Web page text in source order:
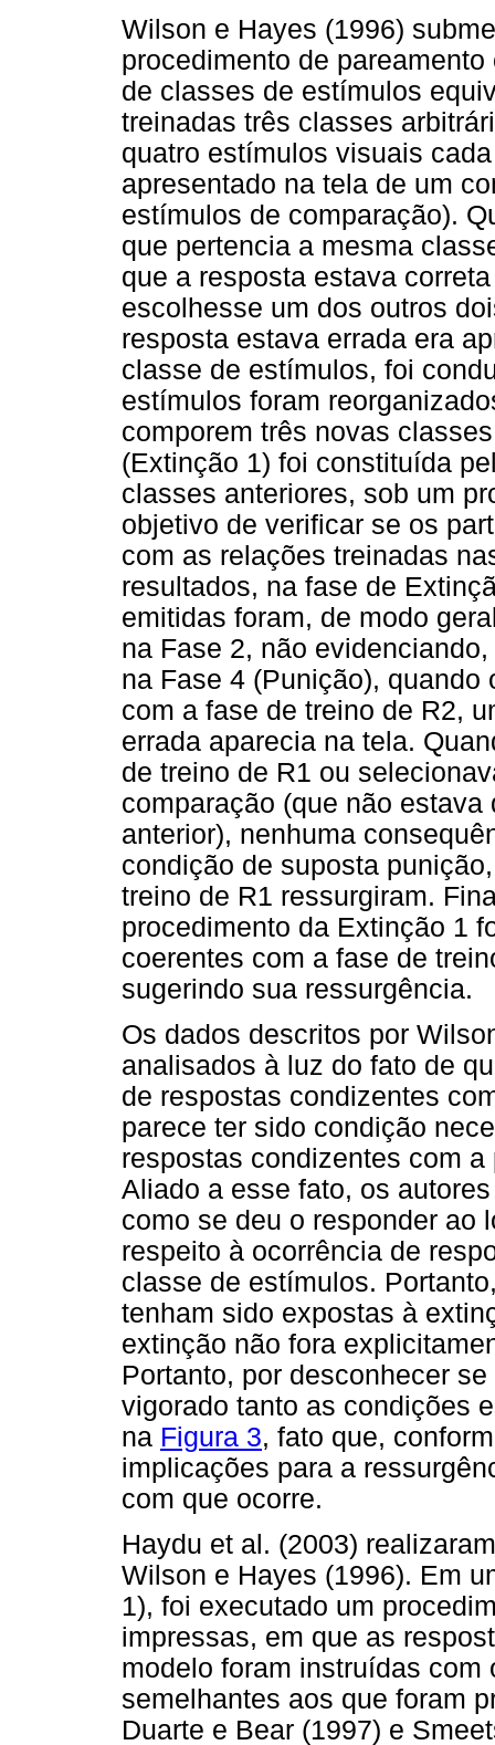
Wilson e Hayes (1996)
procedimento de
de classes de estímulos
treinadas três classes
quatro estímulos visuais
apresentado na tela de um
estímulos de comparação).
que pertencia a mesma
que a resposta estava
escolhesse um dos outros
resposta estava errada era
classe de estímulos, foi
estímulos foram
comporem três novas
(Extinção 1) foi constituída
classes anteriores, sob um
objetivo de verificar se os
com as relações treinadas
resultados, na fase de
emitidas foram, de modo
na Fase 2, não
na Fase 4 (Punição),
com a fase de treino de R2,
errada aparecia na tela.
de treino de R1 ou
comparação (que não
anterior), nenhuma
condição de suposta
treino de R1 ressurgiram.
procedimento da Extinção 1
coerentes com a fase de
sugerindo sua ressurgência.
Os dados descritos por
analisados à luz do fato de
de respostas condizentes
parece ter sido condição
respostas condizentes com
Aliado a esse fato, os
como se deu o responder ao
respeito à ocorrência de
classe de estímulos.
tenham sido expostas à
extinção não fora
Portanto, por desconhecer
vigorado tanto as condições
na Figura 3, fato que,
implicações para a
com que ocorre.
Haydu et al. (2003)
Wilson e Hayes (1996). Em
1), foi executado um
impressas, em que as
modelo foram instruídas
semelhantes aos que foram
Duarte e Bear (1997) e